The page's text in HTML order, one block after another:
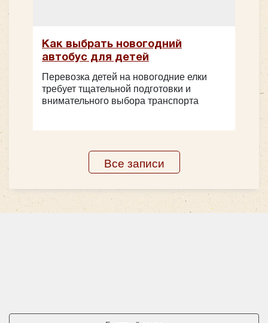
Как выбрать новогодний
автобус для детей
Перевозка детей на новогодние елки
требует тщательной подготовки и
внимательного выбора транспорта
Все записи